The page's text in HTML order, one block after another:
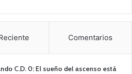
Comentarios
C.D. 0: El sueño del ascenso está